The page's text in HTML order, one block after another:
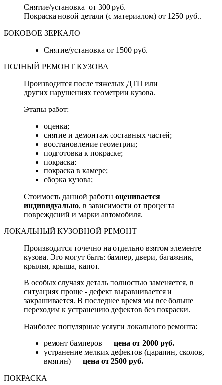
Снятие/установка от 300 руб.
Покраска новой детали (с материалом) от 1250 руб..
БОКОВОЕ ЗЕРКАЛО
Снятие/установка от 1500 руб.
ПОЛНЫЙ РЕМОНТ КУЗОВА
Производится после тяжелых ДТП или
других нарушениях геометрии кузова.
Этапы работ:
оценка;
снятие и демонтаж составных частей;
восстановление геометрии;
подготовка к покраске;
покраска;
покраска в камере;
сборка кузова;
Стоимость данной работы оценивается
индивидуально, в зависимости от процента
повреждений и марки автомобиля.
ЛОКАЛЬНЫЙ КУЗОВНОЙ РЕМОНТ
Производится точечно на отдельно взятом элементе
кузова. Это могут быть: бампер, двери, багажник,
крылья, крыша, капот.
В особых случаях деталь полностью заменяется, в
ситуациях проще - дефект выравнивается и
закрашивается. В последнее время мы все больше
переходим к устранению дефектов без покраски.
Наиболее популярные услуги локального ремонта:
ремонт бамперов — цена от 2000 руб.
устранение мелких дефектов (царапин, сколов,
вмятин) — цена от 2500 руб.
ПОКРАСКА